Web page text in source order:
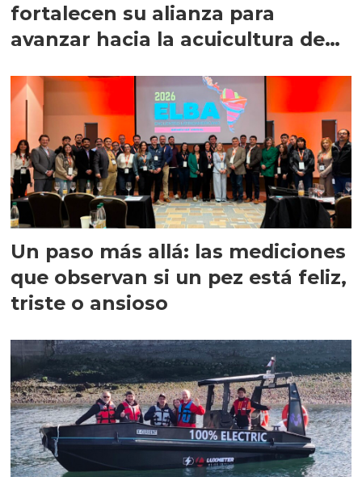
fortalecen su alianza para
avanzar hacia la acuicultura de
Un paso más allá: las mediciones
que observan si un pez está feliz,
triste o ansioso